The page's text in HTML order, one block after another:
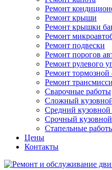
Ремонт
Ремонт крыши
Ремонт крышки
Ремонт
Ремонт подвески
Ремонт порогов
Ремонт рулевого
Ремонт тормозной
Ремонт
Сварочные работы
Сложный
Средний кузовной
Срочный
Стапельные
Цены
Контакты